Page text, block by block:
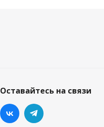
Оставайтесь на связи